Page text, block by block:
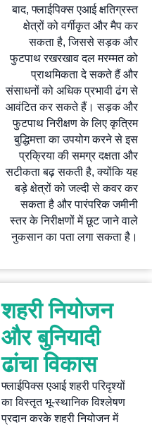
बाद, फ्लाईपिक्स एआई क्षतिग्रस्त
क्षेत्रों को वर्गीकृत और मैप कर
सकता है, जिससे सड़क और
फुटपाथ रखरखाव दल मरम्मत को
प्राथमिकता दे सकते हैं और
संसाधनों को अधिक प्रभावी ढंग से
आवंटित कर सकते हैं। सड़क और
फुटपाथ निरीक्षण के लिए कृत्रिम
बुद्धिमत्ता का उपयोग करने से इस
प्रक्रिया की समग्र दक्षता और
सटीकता बढ़ सकती है, क्योंकि यह
बड़े क्षेत्रों को जल्दी से कवर कर
सकता है और पारंपरिक जमीनी
स्तर के निरीक्षणों में छूट जाने वाले
नुकसान का पता लगा सकता है।
शहरी नियोजन
और बुनियादी
ढांचा विकास
फ्लाईपिक्स एआई शहरी परिदृश्यों
का विस्तृत भू-स्थानिक विश्लेषण
प्रदान करके शहरी नियोजन में